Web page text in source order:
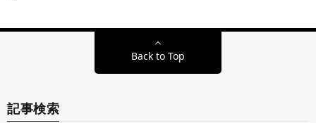
Back to Top
記事検索